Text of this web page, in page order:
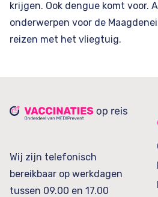
krijgen. Ook dengue komt voor.
onderwerpen voor de
reizen met het vliegtuig.
Wij zijn telefonisch
bereikbaar op werkdagen
tussen 09.00 en 17.00